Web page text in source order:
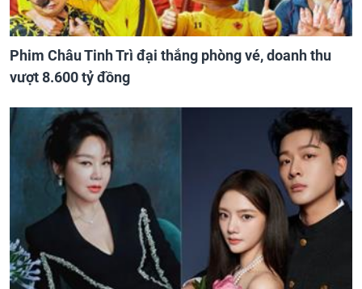
Phim Châu Tinh Trì đại thắng phòng vé, doanh thu
vượt 8.600 tỷ đồng